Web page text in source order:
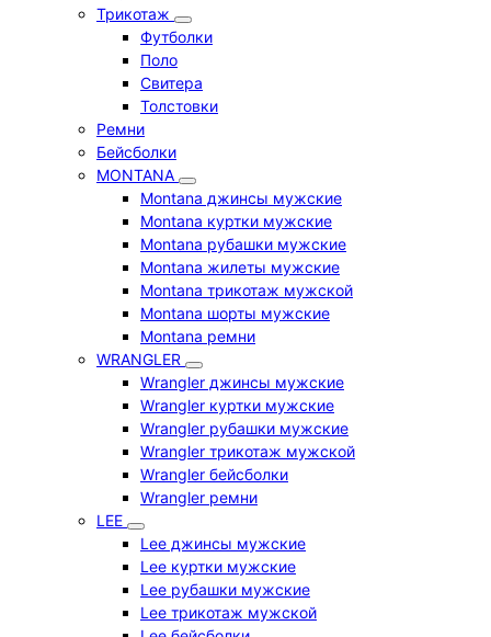
Трикотаж
Футболки
Поло
Свитера
Толстовки
Ремни
Бейсболки
MONTANA
Montana джинсы мужские
Montana куртки мужские
Montana рубашки мужские
Montana жилеты мужские
Montana трикотаж мужской
Montana шорты мужские
Montana ремни
WRANGLER
Wrangler джинсы мужские
Wrangler куртки мужские
Wrangler рубашки мужские
Wrangler трикотаж мужской
Wrangler бейсболки
Wrangler ремни
LEE
Lee джинсы мужские
Lee куртки мужские
Lee рубашки мужские
Lee трикотаж мужской